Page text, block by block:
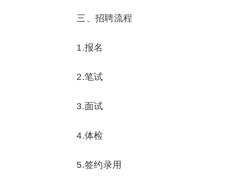
三、招聘流程
1.报名
2.笔试
3.面试
4.体检
5.签约录用